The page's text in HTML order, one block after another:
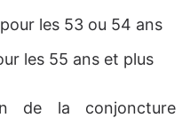
les 53 ou 54 ans
les 55 ans et plus
de la conjoncture